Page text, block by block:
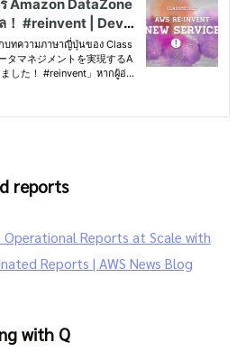
reports
Operational Reports at Scale with
Reports | AWS News Blog
with Q